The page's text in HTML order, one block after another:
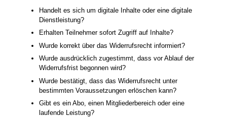
Handelt es sich um digitale Inhalte oder eine digitale
Dienstleistung?
Erhalten Teilnehmer sofort Zugriff auf Inhalte?
Wurde korrekt über das Widerrufsrecht informiert?
Wurde ausdrücklich zugestimmt, dass vor Ablauf der
Widerrufsfrist begonnen wird?
Wurde bestätigt, dass das Widerrufsrecht unter
bestimmten Voraussetzungen erlöschen kann?
Gibt es ein Abo, einen Mitgliederbereich oder eine
laufende Leistung?